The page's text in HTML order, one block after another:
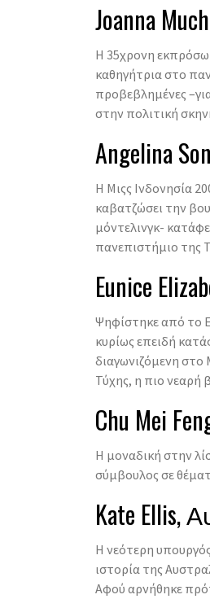
Joanna
Η 35χρονη
καθηγήτρια στο
προβεβλημένες
στην πολιτική
Angelina
Η Μιςς Ινδονησία
καβατζώσει την
μόντελινγκ-
πανεπιστήμιο της
Eunice
Ψηφίστηκε από το
κυρίως επειδή
διαγωνιζόμενη στo
Τύχης, η πιο νεαρή
Chu Mei
Η μοναδική στην
σύμβουλος σε
Kate Ellis,
Η νεότερη
ιστορία της
Αφού αρνήθηκε